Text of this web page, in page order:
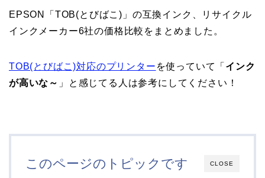
EPSON「TOB(とびばこ)」の互換インク、リサイクル
インクメーカー6社の価格比較をまとめました。
TOB(とびばこ)対応のプリンター を使っていて「 インク
が高いな～ 」と感じてる人は参考にしてください！
CLOSE
このページのトピックです